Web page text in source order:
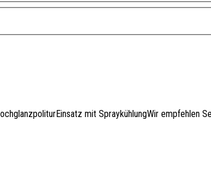
mit SpraykühlungWir empfehlen